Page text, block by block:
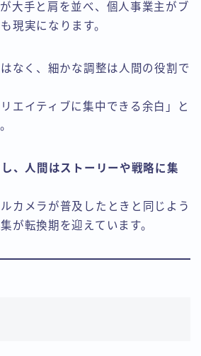
大手と肩を並べ、個人事業主がブ
現実になります。
なく、細かな調整は人間の役割で
エイティブに集中できる余白」と
、人間はストーリーや戦略に集
カメラが普及したときと同じよう
が転換期を迎えています。